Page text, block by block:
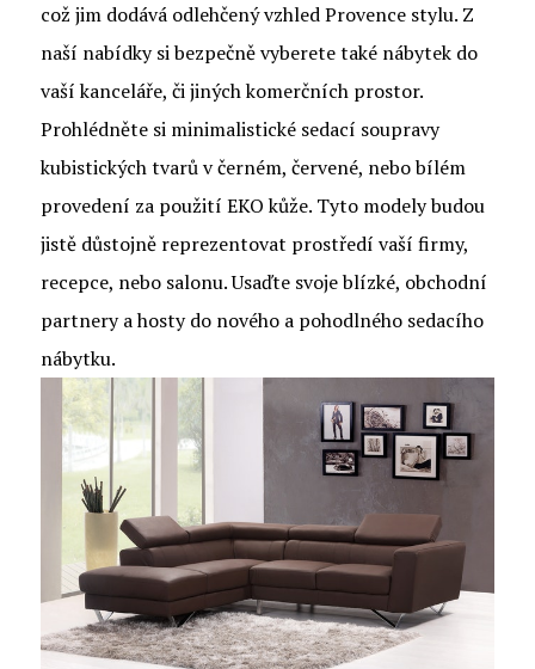
což jim dodává odlehčený vzhled Provence stylu. Z
naší nabídky si bezpečně vyberete také nábytek do
vaší kanceláře, či jiných komerčních prostor.
Prohlédněte si minimalistické sedací soupravy
kubistických tvarů v černém, červené, nebo bílém
provedení za použití EKO kůže. Tyto modely budou
jistě důstojně reprezentovat prostředí vaší firmy,
recepce, nebo salonu. Usaďte svoje blízké, obchodní
partnery a hosty do nového a pohodlného sedacího
nábytku.